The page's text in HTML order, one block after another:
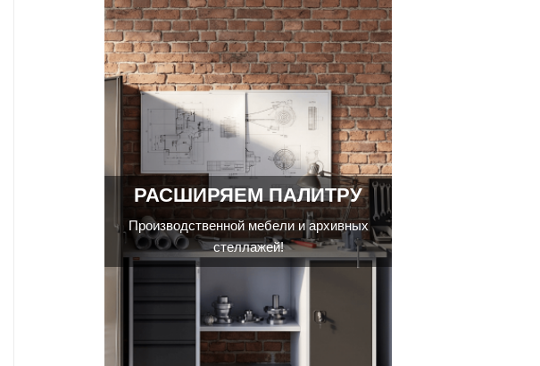
РАСШИРЯЕМ ПАЛИТРУ
Производственной мебели и архивных
стеллажей!